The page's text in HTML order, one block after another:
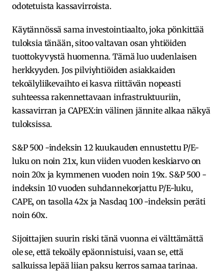
odotetuista kassavirroista.
Käytännössä sama investointiaalto, joka pönkittää
tuloksia tänään, sitoo valtavan osan yhtiöiden
tuottokyvystä huomenna. Tämä luo uudenlaisen
herkkyyden. Jos pilviyhtiöiden asiakkaiden
tekoälyliikevaihto ei kasva riittävän nopeasti
suhteessa rakennettavaan infrastruktuuriin,
kassavirran ja CAPEX:in välinen jännite alkaa näkyä
tuloksissa.
S&P 500 -indeksin 12 kuukauden ennustettu P/E-
luku on noin 21x, kun viiden vuoden keskiarvo on
noin 20x ja kymmenen vuoden noin 19x. S&P 500 -
indeksin 10 vuoden suhdannekorjattu P/E-luku,
CAPE, on tasolla 42x ja Nasdaq 100 -indeksin peräti
noin 60x.
Sijoittajien suurin riski tänä vuonna ei välttämättä
ole se, että tekoäly epäonnistuisi, vaan se, että
salkuissa lepää liian paksu kerros samaa tarinaa.